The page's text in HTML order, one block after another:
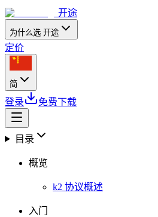
开途
为什么选 开途
定价
简
登录 免费下载
目录
概览
k2 协议概述
入门